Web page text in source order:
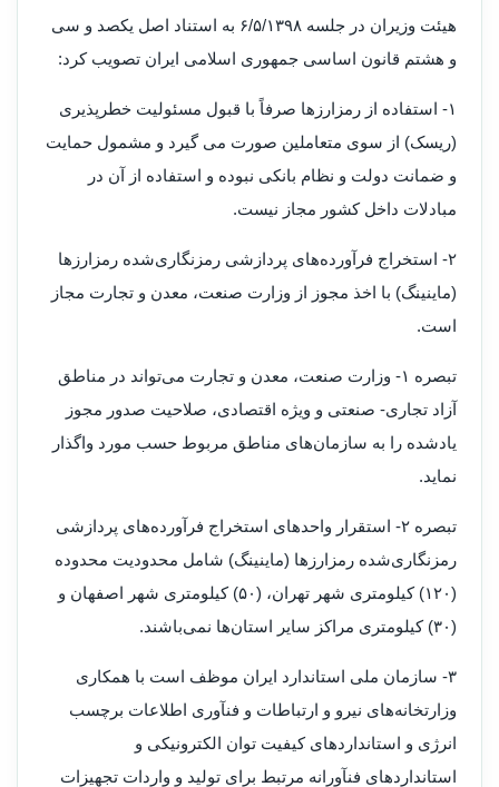
هیئت وزیران در جلسه ۶/۵/۱۳۹۸ به استناد اصل یکصد و سی
و هشتم قانون اساسی جمهوری اسلامی ایران تصویب کرد:
۱- استفاده از رمزارزها صرفاً با قبول مسئولیت خطرپذیری
(ریسک) از سوی متعاملین صورت می گیرد و مشمول حمایت
و ضمانت دولت و نظام بانکی نبوده و استفاده از آن در
مبادلات داخل کشور مجاز نیست.
۲- استخراج فرآورده‌های پردازشی رمزنگاری‌شده رمزارزها
(ماینینگ) با اخذ مجوز از وزارت صنعت، معدن و تجارت مجاز
است.
تبصره ۱- وزارت صنعت، معدن و تجارت می‌تواند در مناطق
آزاد تجاری- صنعتی و ویژه اقتصادی، صلاحیت صدور مجوز
یادشده را به سازمان‌های مناطق مربوط حسب مورد واگذار
نماید.
تبصره ۲- استقرار واحدهای استخراج فرآورده‌های پردازشی
رمزنگاری‌شده رمزارزها (ماینینگ) شامل محدودیت محدوده
(۱۲۰) کیلومتری شهر تهران، (۵۰) کیلومتری شهر اصفهان و
(۳۰) کیلومتری مراکز سایر استان‌ها نمی‌باشند.
۳- سازمان ملی استاندارد ایران موظف است با همکاری
وزارتخانه‌های نیرو و ارتباطات و فنآوری اطلاعات برچسب
انرژی و استانداردهای کیفیت توان الکترونیکی و
استانداردهای فنآورانه مرتبط برای تولید و واردات تجهیزات